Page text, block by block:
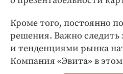
Кроме того, постоянно
решения. Важно следить
и тенденциями рынка
Компания «Эвита» в